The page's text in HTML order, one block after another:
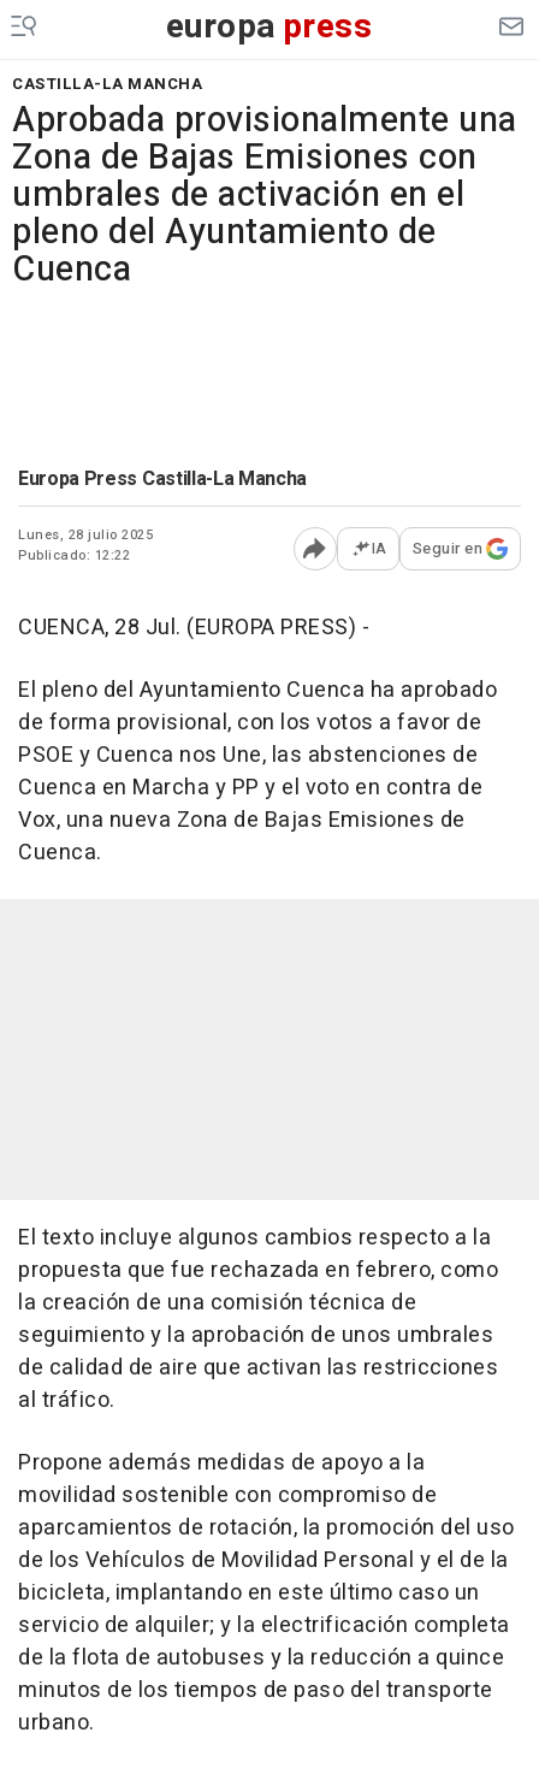
europa press
CASTILLA-LA MANCHA
Aprobada provisionalmente una
Zona de Bajas Emisiones con
umbrales de activación en el
pleno del Ayuntamiento de
Cuenca
Europa Press Castilla-La Mancha
Lunes, 28 julio 2025
Publicado: 12:22
Abrir opciones para
IA Seguir en
CUENCA, 28 Jul. (EUROPA PRESS) -
El pleno del Ayuntamiento Cuenca ha aprobado
de forma provisional, con los votos a favor de
PSOE y Cuenca nos Une, las abstenciones de
Cuenca en Marcha y PP y el voto en contra de
Vox, una nueva Zona de Bajas Emisiones de
Cuenca.
El texto incluye algunos cambios respecto a la
propuesta que fue rechazada en febrero, como
la creación de una comisión técnica de
seguimiento y la aprobación de unos umbrales
de calidad de aire que activan las restricciones
al tráfico.
Propone además medidas de apoyo a la
movilidad sostenible con compromiso de
aparcamientos de rotación, la promoción del uso
de los Vehículos de Movilidad Personal y el de la
bicicleta, implantando en este último caso un
servicio de alquiler; y la electrificación completa
de la flota de autobuses y la reducción a quince
minutos de los tiempos de paso del transporte
urbano.